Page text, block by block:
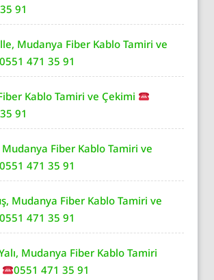
91
Mudanya Fiber Kablo Tamiri ve
0551 471 35 91
Kablo Tamiri ve Çekimi
91
Fiber Kablo Tamiri ve
0551 471 35 91
Mudanya Fiber Kablo Tamiri ve
0551 471 35 91
Mudanya Fiber Kablo Tamiri
0551 471 35 91